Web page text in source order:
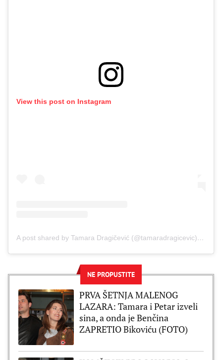
View this post on Instagram
A post shared by Tamara Dragičević (@tamaradragicevic)
on
NE PROPUSTITE
PRVA ŠETNJA MALENOG
LAZARA: Tamara i Petar izveli
sina, a onda je Benčina
ZAPRETIO Bikoviću (FOTO)